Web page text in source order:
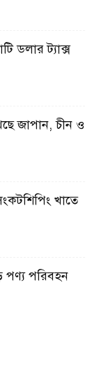
ডলার ট্যাক্স
জাপান, চীন ও
খাতে
পণ্য পরিবহন